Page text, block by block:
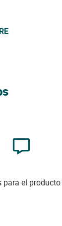
para el producto